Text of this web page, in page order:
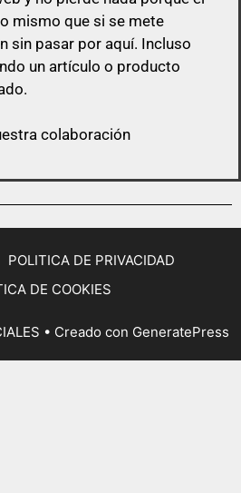
mismo que si se mete
sin pasar por aquí. Incluso
un artículo o producto
colaboración
POLITICA DE PRIVACIDAD
DE COOKIES
• Creado con GeneratePress